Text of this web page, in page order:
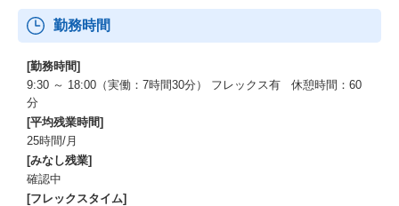
勤務時間
[勤務時間]
9:30 ～ 18:00（実働：7時間30分） フレックス有 休憩時間：60
分
[平均残業時間]
25時間/月
[みなし残業]
確認中
[フレックスタイム]